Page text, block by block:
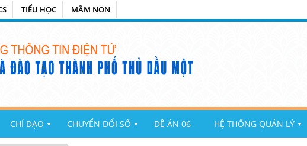
TIỂU HỌC MẦM NON
CHỈ ĐẠO ▼ CHUYỂN ĐỔI SỐ ▼ ĐỀ ÁN 06 HỆ THỐNG QUẢN LÝ ▼